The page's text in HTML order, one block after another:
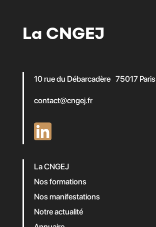
La CNGEJ
10 rue du Débarcadère 75017 Paris
contact@cngej.fr
La CNGEJ
Nos formations
Nos manifestations
Notre actualité